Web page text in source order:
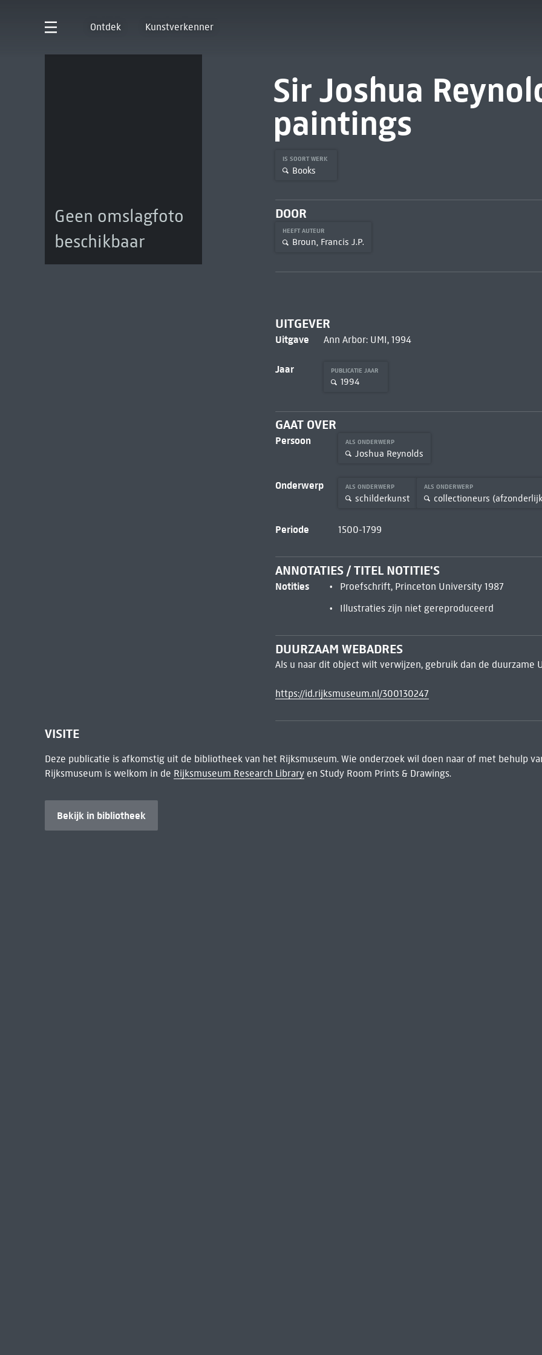
Ontdek Kunstverkenner
Geen omslagfoto
beschikbaar
Sir Joshua
paintings
IS SOORT WERK
Books
DOOR
HEEFT AUTEUR
Broun, Francis J.P.
UITGEVER
Uitgave Ann Arbor: UMI, 1994
Jaar PUBLICATIE JAAR
1994
GAAT OVER
Persoon ALS ONDERWERP
Joshua Reynolds
Onderwerp ALS ONDERWERP
schilderkunst
ALS ONDERWERP
collectioneurs
Periode 1500-1799
ANNOTATIES / TITEL NOTITIE'S
Notities
Proefschrift, Princeton University 1987
Illustraties zijn niet gereproduceerd
DUURZAAM WEBADRES
Als u naar dit object wilt verwijzen, gebruik dan de duurzame
https://id.rijksmuseum.nl/300130247
VISITE
Deze publicatie is afkomstig uit de bibliotheek van het Rijksmuseum. Wie onderzoek wil doen naar of met behulp
Rijksmuseum is welkom in de Rijksmuseum Research Libraryen Study Room Prints & Drawings.
Bekijk in bibliotheek